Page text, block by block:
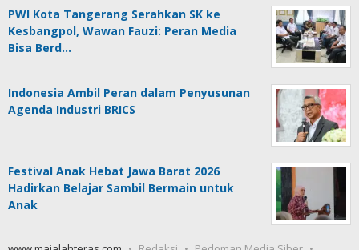
PWI Kota Tangerang Serahkan SK ke
Kesbangpol, Wawan Fauzi: Peran Media
Bisa Berd…
Indonesia Ambil Peran dalam Penyusunan
Agenda Industri BRICS
Festival Anak Hebat Jawa Barat 2026
Hadirkan Belajar Sambil Bermain untuk
Anak